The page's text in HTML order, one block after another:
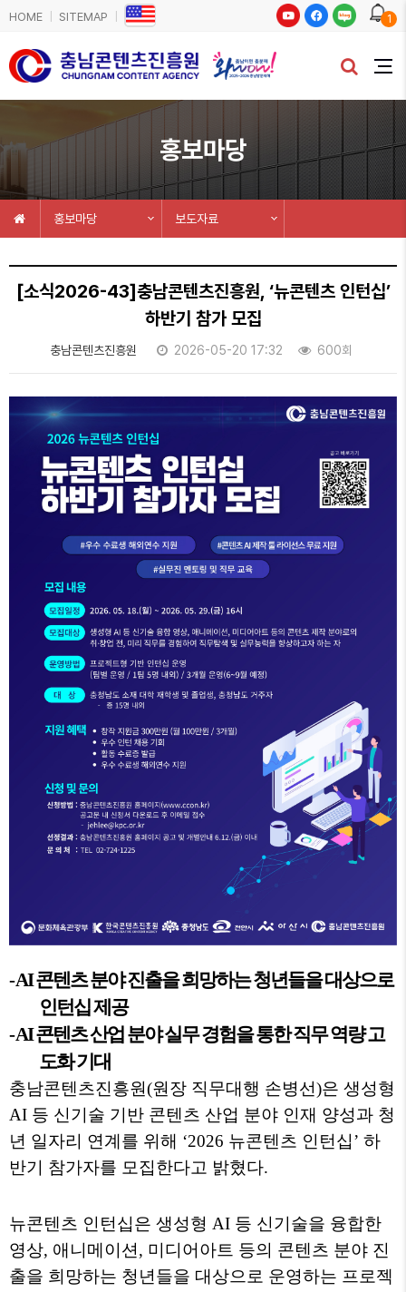
HOME SITEMAP 1
홍보마당
홍보마당 보도자료
[소식2026-43]충남콘텐츠진흥원, ‘뉴콘텐츠 인턴십’
하반기 참가 모집
충남콘텐츠진흥원 2026-05-20 17:32 600회
본문
- AI콘텐츠 분야 진출을 희망하는 청년들을 대상으로
인턴십 제공
- AI콘텐츠 산업 분야 실무 경험을 통한 직무 역량 고
도화 기대
충남콘텐츠진흥원(원장 직무대행 손병선)은 생성형
AI 등 신기술 기반 콘텐츠 산업 분야 인재 양성과 청
년 일자리 연계를 위해 ‘2026 뉴콘텐츠 인턴십’ 하
반기 참가자를 모집한다고 밝혔다.
뉴콘텐츠 인턴십은 생성형 AI 등 신기술을 융합한
영상, 애니메이션, 미디어아트 등의 콘텐츠 분야 진
출을 희망하는 청년들을 대상으로 운영하는 프로젝